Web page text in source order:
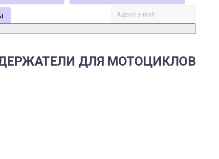
ДЛЯ МОТОЦИКЛОВ